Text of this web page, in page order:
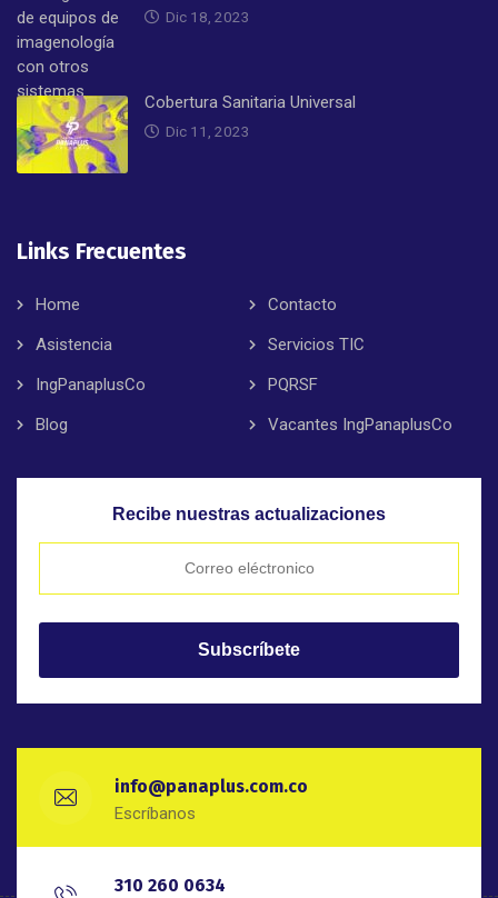
Dic 18, 2023
Cobertura Sanitaria Universal
Dic 11, 2023
Links Frecuentes
Home
Contacto
Asistencia
Servicios TIC
IngPanaplusCo
PQRSF
Blog
Vacantes IngPanaplusCo
Recibe nuestras actualizaciones
info@panaplus.com.co
Escríbanos
310 260 0634